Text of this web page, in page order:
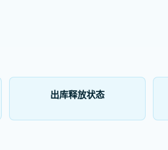
出库释放状态